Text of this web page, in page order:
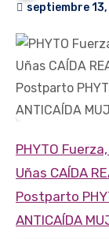
septiembre
PHYTO Fuerza, Crecimiento, Volumen | Cabellos y
Uñas CAÍDA
Postparto
ANTICAÍDA